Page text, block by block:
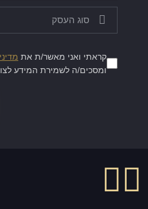
קראתי ואני מאשר/ת את
ומסכים/ה לשמירת המידע